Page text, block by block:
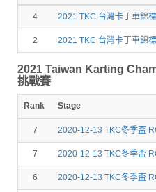
4 2021 TKC 台灣卡丁車錦
2 2021 TKC 台灣卡丁車錦
2021 Taiwan Karting
挑戰賽
Rank Stage
7 2020-12-13 TKC冬季盃
7 2020-12-13 TKC冬季盃
6 2020-12-13 TKC冬季盃